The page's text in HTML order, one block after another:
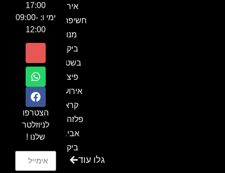
אירוע
חשיפה- זיו
מנור
ביקור
בשטח-
פיצ'ר
אירועים
קראון
פלזה תל
אביב-
ביקור
בכנסגלו עוד
17:00
ימי ו: 09:00-
12:00
הצטרפו
לניוזלטר
שלנו !